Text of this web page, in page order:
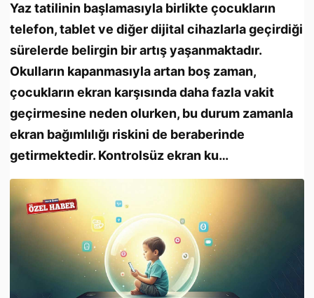
Yaz tatilinin başlamasıyla birlikte çocukların
telefon, tablet ve diğer dijital cihazlarla geçirdiği
sürelerde belirgin bir artış yaşanmaktadır.
Okulların kapanmasıyla artan boş zaman,
çocukların ekran karşısında daha fazla vakit
geçirmesine neden olurken, bu durum zamanla
ekran bağımlılığı riskini de beraberinde
getirmektedir. Kontrolsüz ekran ku…